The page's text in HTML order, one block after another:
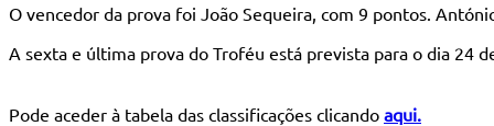
O vencedor da prova foi João Sequeira, com 9 pontos.
A sexta e última prova do Troféu está prevista para o dia 24
Pode aceder à tabela das classificações clicando aqui.